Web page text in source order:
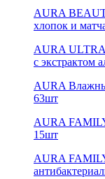
AURA
хлопок и
AURA ULTRA
с экстрактом
AURA
63шт
AURA
15шт
AURA